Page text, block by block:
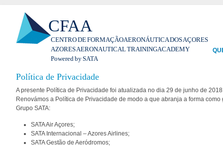
CFAA
CENTRO DE FORMAÇÃO AERONÁUTICA DOS AÇORES
AZORES AERONAUTICAL TRAINING ACADEMY
Powered by SATA
Política de Privacidade
A presente Política de Privacidade foi atualizada no dia 29 de junho de
Renovámos a Política de Privacidade de modo a que abranja a forma
Grupo SATA:
SATA Air Açores;
SATA Internacional – Azores Airlines;
SATA Gestão de Aeródromos;